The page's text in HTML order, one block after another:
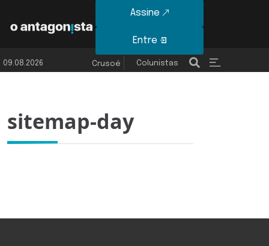
Assine
Entre
09.08.2026 Crusoé Colunistas Últimas Notícias
sitemap-day